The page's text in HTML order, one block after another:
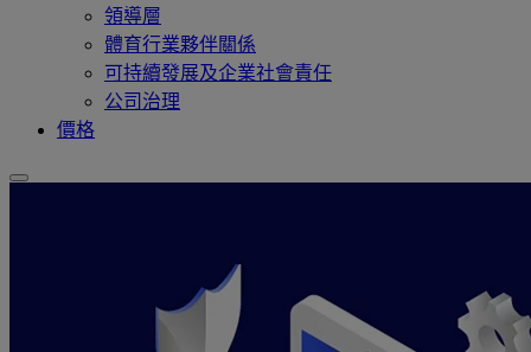
領導層
體育行業夥伴關係
可持續發展及企業社會責任
公司治理
價格